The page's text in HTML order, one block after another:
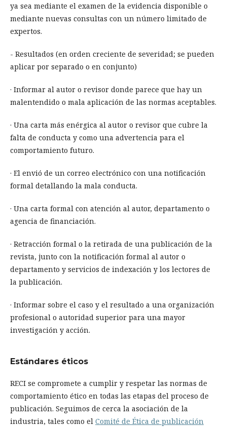
ya sea mediante el examen de la evidencia disponible o
mediante nuevas consultas con un número limitado de
expertos.
- Resultados (en orden creciente de severidad; se pueden
aplicar por separado o en conjunto)
· Informar al autor o revisor donde parece que hay un
malentendido o mala aplicación de las normas aceptables.
· Una carta más enérgica al autor o revisor que cubre la
falta de conducta y como una advertencia para el
comportamiento futuro.
· El envió de un correo electrónico con una notificación
formal detallando la mala conducta.
· Una carta formal con atención al autor, departamento o
agencia de financiación.
· Retracción formal o la retirada de una publicación de la
revista, junto con la notificación formal al autor o
departamento y servicios de indexación y los lectores de
la publicación.
· Informar sobre el caso y el resultado a una organización
profesional o autoridad superior para una mayor
investigación y acción.
Estándares éticos
RECI se compromete a cumplir y respetar las normas de
comportamiento ético en todas las etapas del proceso de
publicación. Seguimos de cerca la asociación de la
industria, tales como el Comité de Ética de publicación